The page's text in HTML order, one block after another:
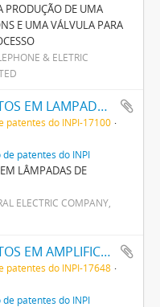
PRODUÇÃO DE UMA
E UMA VÁLVULA PARA
& ELETRIC
APERFEIÇOAMENTOS EM LAMPADAS DE CONDUCÇÃO GAZOSA
patentes do INPI-17100
patentes do INPI
LÂMPADAS DE
ELECTRIC COMPANY,
APERFEIÇOAMENTOS EM AMPLIFICADORES E DETECTORES THERMIONICOS
patentes do INPI-17648
patentes do INPI